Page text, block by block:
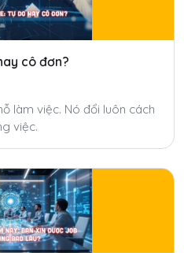
cô đơn?
làm việc. Nó đổi luôn cách
việc.